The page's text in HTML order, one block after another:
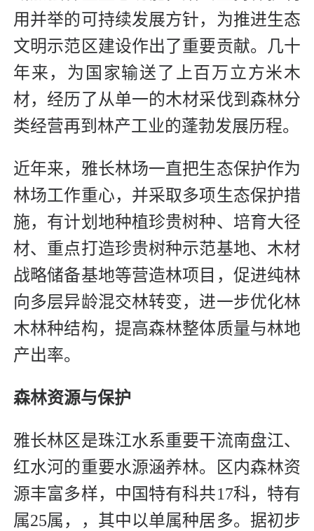
用并举的可持续发展方针，为推进生态
文明示范区建设作出了重要贡献。几十
年来，为国家输送了上百万立方米木
材，经历了从单一的木材采伐到森林分
类经营再到林产工业的蓬勃发展历程。
近年来，雅长林场一直把生态保护作为
林场工作重心，并采取多项生态保护措
施，有计划地种植珍贵树种、培育大径
材、重点打造珍贵树种示范基地、木材
战略储备基地等营造林项目，促进纯林
向多层异龄混交林转变，进一步优化林
木林种结构，提高森林整体质量与林地
产出率。
森林资源与保护
雅长林区是珠江水系重要干流南盘江、
红水河的重要水源涵养林。区内森林资
源丰富多样，中国特有科共17科，特有
属25属，，其中以单属种居多。据初步